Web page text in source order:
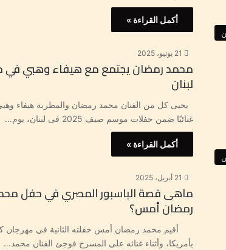
أكمل القراءة »
21 يونيو، 2025
محمد رمضان يجتمع مع هيفاء وهبي في
لبنان
يحيى كل من الفنان محمد رمضان والمطربة هيفاء
غنائيًا ضمن حفلات موسم صيف 2025 فى لبنان، يوم…
أكمل القراءة »
21 أبريل، 2025
ماهى قصة الباسبور المصري في حفل
رمضان أمس؟
أقيم محمد رمضان أمس حفلته الثانية في مهرجان
بأمريكا، وأثناء غنائه على المسرح فوجئ الفنان محمد…